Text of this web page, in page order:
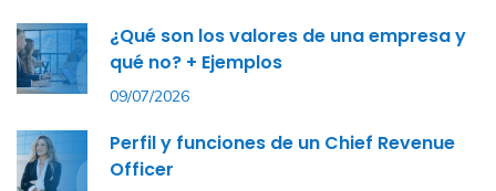
¿Qué son los valores de una empresa y
qué no? + Ejemplos
09/07/2026
Perfil y funciones de un Chief Revenue
Officer